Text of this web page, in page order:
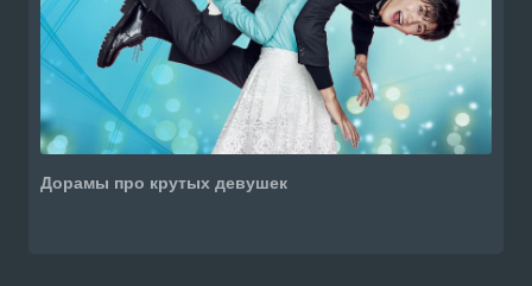
Дорамы про крутых девушек